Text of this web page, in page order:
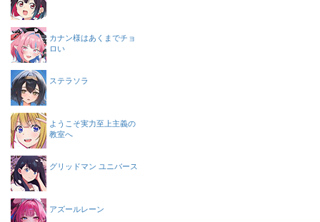
カナン様はあくまでチョ
ロい
ステラソラ
ようこそ実力至上主義の
教室へ
グリッドマン ユニバース
アズールレーン